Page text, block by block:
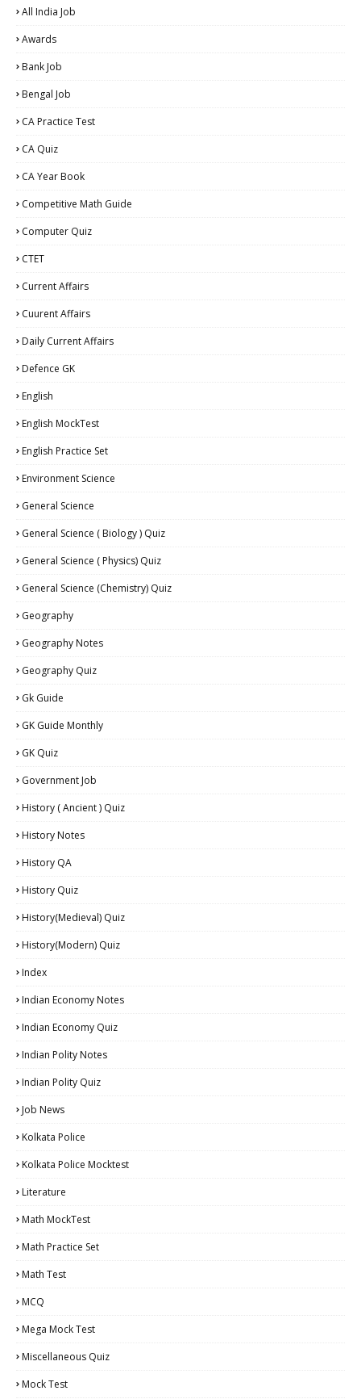
All India Job
Awards
Bank Job
Bengal Job
CA Practice Test
CA Quiz
CA Year Book
Competitive Math Guide
Computer Quiz
CTET
Current Affairs
Cuurent Affairs
Daily Current Affairs
Defence GK
English
English MockTest
English Practice Set
Environment Science
General Science
General Science ( Biology ) Quiz
General Science ( Physics) Quiz
General Science (Chemistry) Quiz
Geography
Geography Notes
Geography Quiz
Gk Guide
GK Guide Monthly
GK Quiz
Government Job
History ( Ancient ) Quiz
History Notes
History QA
History Quiz
History(Medieval) Quiz
History(Modern) Quiz
Index
Indian Economy Notes
Indian Economy Quiz
Indian Polity Notes
Indian Polity Quiz
Job News
Kolkata Police
Kolkata Police Mocktest
Literature
Math MockTest
Math Practice Set
Math Test
MCQ
Mega Mock Test
Miscellaneous Quiz
Mock Test